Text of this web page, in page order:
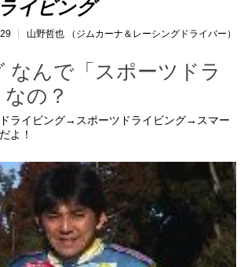
イビング
山野哲也 （ジムカーナ＆レーシングドライバー）
なんで「スポーツドラ
の？
ライビング→スポーツドライビング→スマー
よ！